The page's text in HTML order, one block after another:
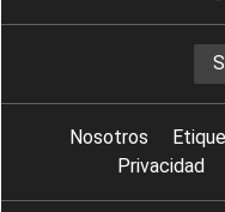
Nosotros
Privacidad